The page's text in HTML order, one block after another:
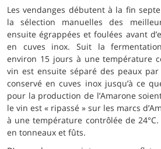
Les vendanges débutent à la fin
la sélection manuelles des
ensuite égrappées et foulées avant
en cuves inox. Suit la
environ 15 jours à une température
vin est ensuite séparé des peaux
conservé en cuves inox jusqu’à ce
pour la production de l’Amarone
le vin est « ripassé » sur les marcs
à une température contrôlée de 24°C.
en tonneaux et fûts.